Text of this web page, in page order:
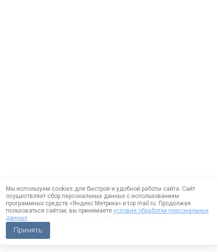
Мы используем cookies для быстрой и удобной работы сайта. Сайт
осуществляет сбор персональных данных с использованием
программных средств «Яндекс.Метрика» и top.mail.ru. Продолжая
пользоваться сайтом, вы принимаете условия обработки персональных
данных
Принять